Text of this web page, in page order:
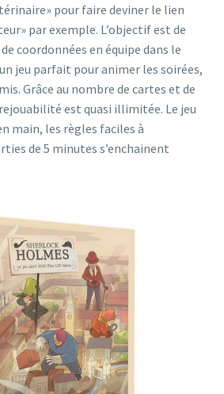
pour faire deviner le lien
par exemple. L’objectif est de
coordonnées en équipe dans le
jeu parfait pour animer les soirées,
Grâce au nombre de cartes et de
est quasi illimitée. Le jeu
main, les règles faciles à
de 5 minutes s’enchainent